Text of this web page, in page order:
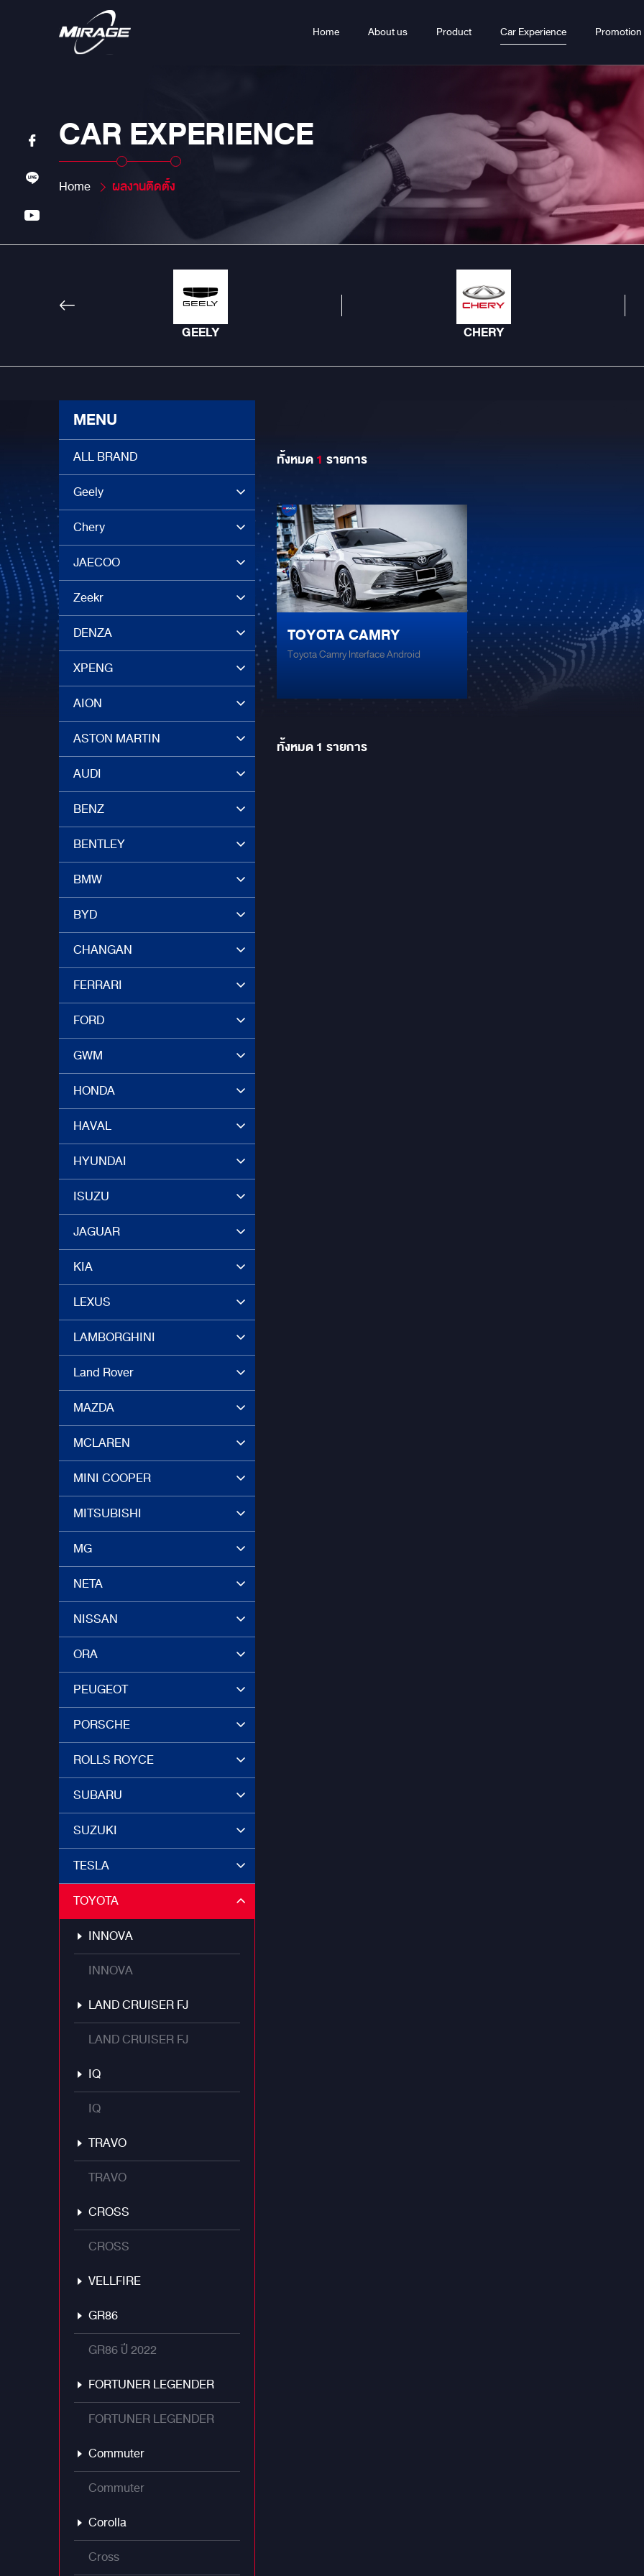
Home About us Product Car Experience Promotion
CAR EXPERIENCE
Home ผลงานติดตั้ง
GEELY CHERY
MENU
ALL BRAND
Geely
Chery
JAECOO
Zeekr
DENZA
XPENG
AION
ASTON MARTIN
AUDI
BENZ
BENTLEY
BMW
BYD
CHANGAN
FERRARI
FORD
GWM
HONDA
HAVAL
HYUNDAI
ISUZU
JAGUAR
KIA
LEXUS
LAMBORGHINI
Land Rover
MAZDA
MCLAREN
MINI COOPER
MITSUBISHI
MG
NETA
NISSAN
ORA
PEUGEOT
PORSCHE
ROLLS ROYCE
SUBARU
SUZUKI
TESLA
TOYOTA
INNOVA
INNOVA
LAND CRUISER FJ
LAND CRUISER FJ
IQ
IQ
TRAVO
TRAVO
CROSS
CROSS
VELLFIRE
GR86
GR86 ปี 2022
FORTUNER LEGENDER
FORTUNER LEGENDER
Commuter
Commuter
Corolla
Cross
ทั้งหมด1 รายการ
TOYOTA CAMRY
Toyota Camry Interface Android
ทั้งหมด1 รายการ